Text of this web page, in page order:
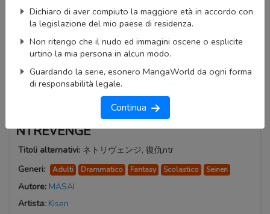
Dichiaro di aver compiuto la maggiore età in accordo con
la legislazione del mio paese di residenza.
Non ritengo che il nudo ed immagini oscene o esplicite
urtino la mia persona in alcun modo.
Guardando la serie, esonero MangaWorld da ogni forma
di responsabilità legale.
Continua
NTREVENGE
Titoli alternativi: ネトリヴェンジ, 復仇ntr
Generi:
Adulti Drammatico Fantasy Scolastico Seinen
Autore: MASAI
Artista: Kisen